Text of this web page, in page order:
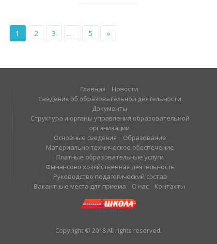
1 2 3 … 5 »
Главная
Новости
Сведения об образовательной деятельности
Документы
Структура и органы управления образовательной
организации
Основные сведения
Образование
Материально техническое обеспечение
Платные образовательные услуги
Фмнансово хозяйственная деятельность
Руководство педагогический состав
Вакантные места для приема
О нас Контакты
Copyright © 2018 All rights reserved.